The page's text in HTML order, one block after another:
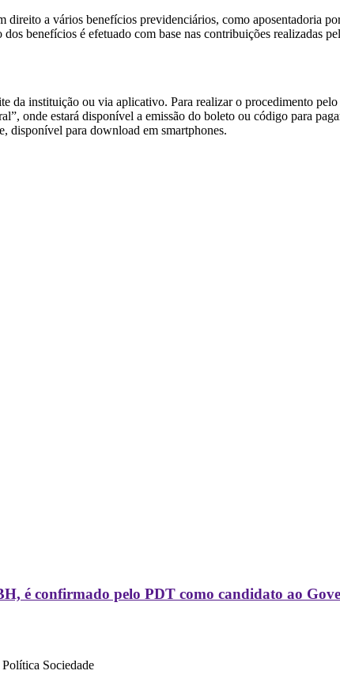
a vários benefícios previdenciários, como aposentadoria
benefícios é efetuado com base nas contribuições realizadas
da instituição ou via aplicativo. Para realizar o procedimento
onde estará disponível a emissão do boleto ou código para
disponível para download em smartphones.
é confirmado pelo PDT como candidato ao
Política Sociedade